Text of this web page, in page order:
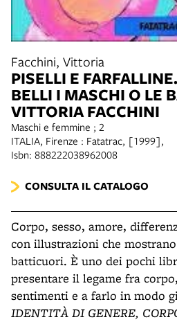
Facchini, Vittoria
PISELLI E
BELLI I MASCHI O LE
VITTORIA FACCHINI
Maschi e femmine ; 2
ITALIA, Firenze : Fatatrac, [1999],
Isbn: 888222038962008
CONSULTA IL CATALOGO
Corpo, sesso, amore,
con illustrazioni che
batticuori. È uno dei pochi
presentare il legame fra
sentimenti e a farlo in modo
IDENTITÀ DI GENERE,